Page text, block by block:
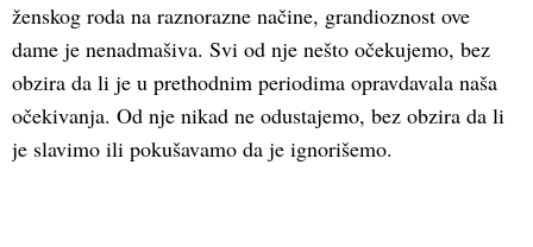
ženskog roda na raznorazne načine, grandioznost ove
dame je nenadmašiva. Svi od nje nešto očekujemo, bez
obzira da li je u prethodnim periodima opravdavala naša
očekivanja. Od nje nikad ne odustajemo, bez obzira da li
je slavimo ili pokušavamo da je ignorišemo.